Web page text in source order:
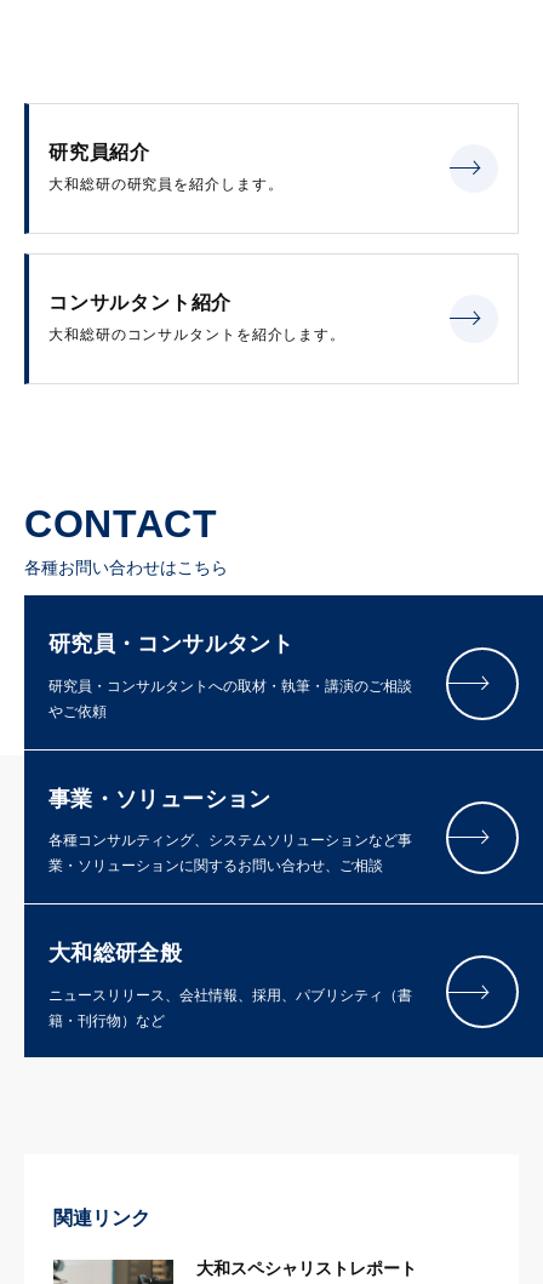
研究員紹介
大和総研の研究員を紹介します。
コンサルタント紹介
大和総研のコンサルタントを紹介します。
CONTACT
各種お問い合わせはこちら
研究員・コンサルタント
研究員・コンサルタントへの取材・執筆・講演のご相談
やご依頼
事業・ソリューション
各種コンサルティング、システムソリューションなど事
業・ソリューションに関するお問い合わせ、ご相談
大和総研全般
ニュースリリース、会社情報、採用、パブリシティ（書
籍・刊行物）など
関連リンク
大和スペシャリストレポート